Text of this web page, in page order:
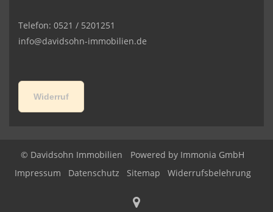
Telefon: 0521 / 5201251
info@davidsohn-immobilien.de
Widerruf
© Davidsohn Immobilien Powered by Immonia GmbH
Impressum
Datenschutz Sitemap Widerrufsbelehrung